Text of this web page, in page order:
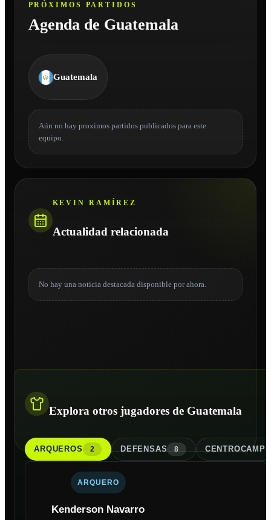
PRÓXIMOS PARTIDOS
Agenda de Guatemala
Guatemala
Aún no hay proximos partidos publicados para este
equipo.
KEVIN RAMÍREZ
Actualidad relacionada
No hay una noticia destacada disponible por ahora.
Explora otros jugadores de Guatemala
ARQUEROS 2 DEFENSAS 8
ARQUERO
Kenderson Navarro